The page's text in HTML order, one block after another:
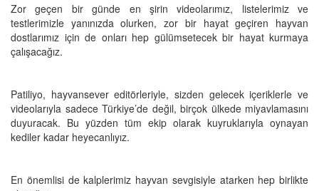
Zor geçen bir günde en şirin videolarımız, listelerimiz ve
testlerimizle yanınızda olurken, zor bir hayat geçiren hayvan
dostlarımız için de onları hep gülümsetecek bir hayat kurmaya
çalışacağız.
Patiliyo, hayvansever editörleriyle, sizden gelecek içeriklerle ve
videolarıyla sadece Türkiye’de değil, birçok ülkede miyavlamasını
duyuracak. Bu yüzden tüm ekip olarak kuyruklarıyla oynayan
kediler kadar heyecanlıyız.
En önemlisi de kalplerimiz hayvan sevgisiyle atarken hep birlikte